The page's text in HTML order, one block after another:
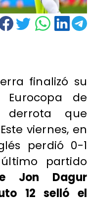
finalizó su
de
que
viernes, en
perdió 0-1
partido
Jon Dagur
12 selló el